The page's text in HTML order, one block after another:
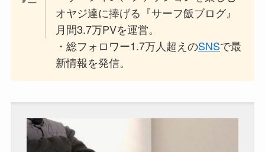
オヤジ達に捧げる『サーフ飯ブログ』
月間3.7万PVを運営。
・総フォロワー1.7万人超えのSNSで最
新情報を発信。